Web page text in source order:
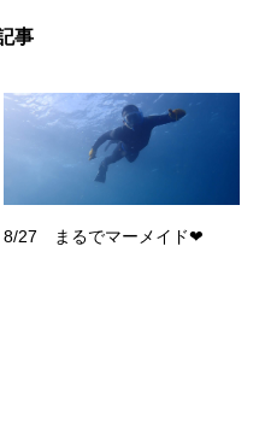
事
8/27 まるでマーメイド❤